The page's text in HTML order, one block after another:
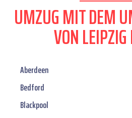
UMZUG MIT DEM
VON
Aberdeen
Bedford
Blackpool